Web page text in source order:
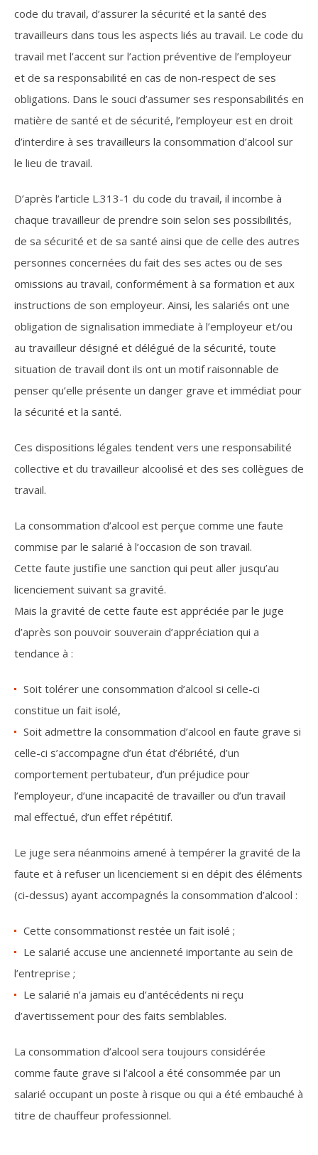
code du travail, d’assurer la sécurité et la santé des
travailleurs dans tous les aspects liés au travail. Le code du
travail met l’accent sur l’action préventive de l’employeur
et de sa responsabilité en cas de non-respect de ses
obligations. Dans le souci d’assumer ses responsabilités en
matière de santé et de sécurité, l’employeur est en droit
d’interdire à ses travailleurs la consommation d’alcool sur
le lieu de travail.
D’après l’article L.313-1 du code du travail, il incombe à
chaque travailleur de prendre soin selon ses possibilités,
de sa sécurité et de sa santé ainsi que de celle des autres
personnes concernées du fait des ses actes ou de ses
omissions au travail, conformément à sa formation et aux
instructions de son employeur. Ainsi, les salariés ont une
obligation de signalisation immediate à l’employeur et/ou
au travailleur désigné et délégué de la sécurité, toute
situation de travail dont ils ont un motif raisonnable de
penser qu’elle présente un danger grave et immédiat pour
la sécurité et la santé.
Ces dispositions légales tendent vers une responsabilité
collective et du travailleur alcoolisé et des ses collègues de
travail.
La consommation d’alcool est perçue comme une faute
commise par le salarié à l’occasion de son travail.
Cette faute justifie une sanction qui peut aller jusqu’au
licenciement suivant sa gravité.
Mais la gravité de cette faute est appréciée par le juge
d’après son pouvoir souverain d’appréciation qui a
tendance à :
Soit tolérer une consommation d’alcool si celle-ci
constitue un fait isolé,
Soit admettre la consommation d’alcool en faute grave si
celle-ci s’accompagne d’un état d’ébriété, d’un
comportement pertubateur, d’un préjudice pour
l’employeur, d’une incapacité de travailler ou d’un travail
mal effectué, d’un effet répétitif.
Le juge sera néanmoins amené à tempérer la gravité de la
faute et à refuser un licenciement si en dépit des éléments
(ci-dessus) ayant accompagnés la consommation d’alcool :
Cette consommationst restée un fait isolé ;
Le salarié accuse une ancienneté importante au sein de
l’entreprise ;
Le salarié n’a jamais eu d’antécédents ni reçu
d’avertissement pour des faits semblables.
La consommation d’alcool sera toujours considérée
comme faute grave si l’alcool a été consommée par un
salarié occupant un poste à risque ou qui a été embauché à
titre de chauffeur professionnel.